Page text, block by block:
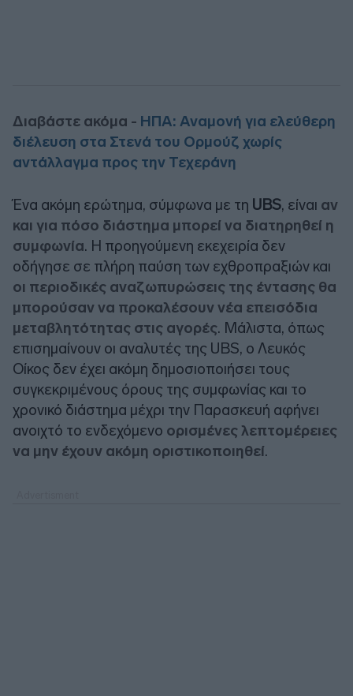
Διαβάστε ακόμα - ΗΠΑ: Αναμονή για ελεύθερη
διέλευση στα Στενά του Ορμούζ χωρίς
αντάλλαγμα προς την Τεχεράνη
Ένα ακόμη ερώτημα, σύμφωνα με τη UBS, είναι αν
και για πόσο διάστημα μπορεί να διατηρηθεί η
συμφωνία. Η προηγούμενη εκεχειρία δεν
οδήγησε σε πλήρη παύση των εχθροπραξιών και
οι περιοδικές αναζωπυρώσεις της έντασης θα
μπορούσαν να προκαλέσουν νέα επεισόδια
μεταβλητότητας στις αγορές. Μάλιστα, όπως
επισημαίνουν οι αναλυτές της UBS, ο Λευκός
Οίκος δεν έχει ακόμη δημοσιοποιήσει τους
συγκεκριμένους όρους της συμφωνίας και το
χρονικό διάστημα μέχρι την Παρασκευή αφήνει
ανοιχτό το ενδεχόμενο ορισμένες λεπτομέρειες
να μην έχουν ακόμη οριστικοποιηθεί.